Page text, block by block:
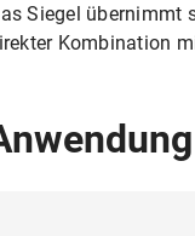
Siegel übernimmt
Kombination